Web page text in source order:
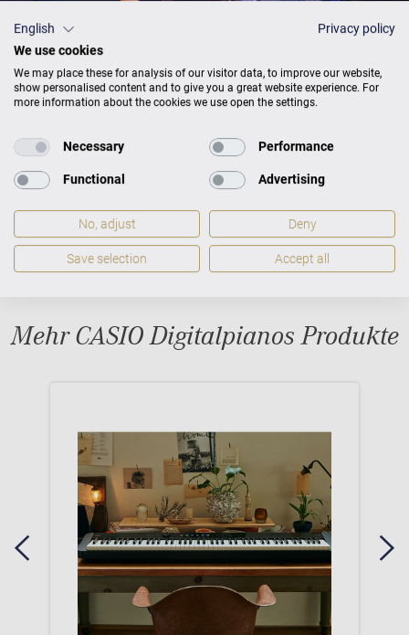
Mehr CASIO Digitalpianos Produkte
English
Privacy policy
We use cookies
We may place these for analysis of our visitor data, to improve our website,
show personalised content and to give you a great website experience. For
more information about the cookies we use open the settings.
Necessary Performance
Functional Advertising
No, adjust Deny
Save selection Accept all